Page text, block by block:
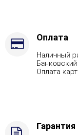
Марка
стали
Оплата
Наличный
Оплата
Гарантия